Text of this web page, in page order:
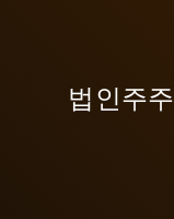
법인주주